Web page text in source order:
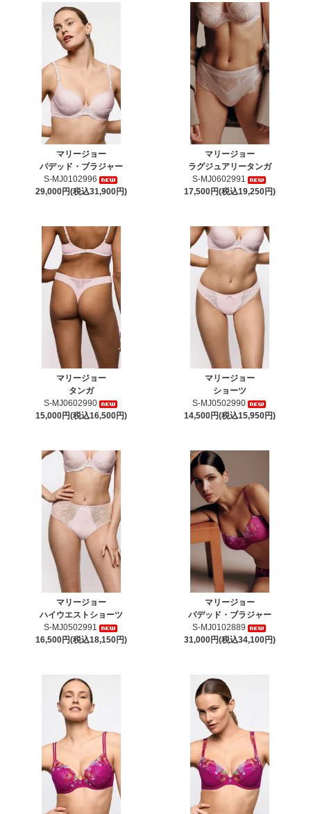
マリージョー
パデッド・ブラジャー
S-MJ0102996
29,000円(税込31,900円)
マリージョー
ラグジュアリータンガ
S-MJ0602991
17,500円(税込19,250円)
マリージョー
タンガ
S-MJ0602990
15,000円(税込16,500円)
マリージョー
ショーツ
S-MJ0502990
14,500円(税込15,950円)
マリージョー
ハイウエストショーツ
S-MJ0502991
16,500円(税込18,150円)
マリージョー
パデッド・ブラジャー
S-MJ0102889
31,000円(税込34,100円)